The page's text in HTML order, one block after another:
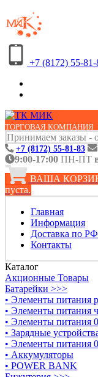
+7 (8172) 55-81-
ТОРГОВАЯ КОМПАНИЯ
Принимаем заказы -
+7 (8172) 55-81-83
9:00-17:00 ПН-ПТ
ВАША
пуста.
Главная
Информация
Доставка по РФ
Контакты
Каталог
Акционные Товары
Батарейки >>>
• Элементы питания
• Элементы питания
• Элементы питания
• Зарядные
• Элементы
• Аккумуляторы
• POWER BANK